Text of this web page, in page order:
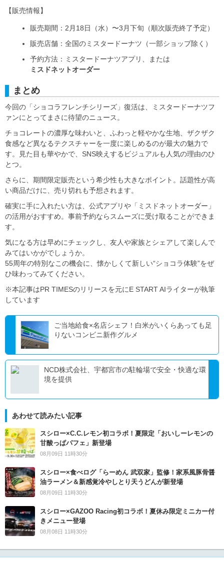
【販売情報】
販売期間：2月18日（水）〜3月下旬（順次販売終了予定）
販売店舗：全国のミスタードーナツ（一部ショップ除く）
予約方法：ミスタードーナツアプリ、または
ミスドネットオーダー
まとめ
今回の「ショコラフレンチシリーズ」復活は、ミスタードーナツフ
ァンにとってまさに待望のニュース。
チョコレートの濃厚な味わいと、ふわっと軽やかな生地、ザクザク
食感など異なるテクスチャーを一度に楽しめるのが最大の魅力で
す。見た目も華やかで、SNS映えするビジュアルも人気の理由のひ
とつ。
さらに、期間限定販売という希少性も大きなポイント。話題性が高
い商品だけに、売り切れも予想されます。
確実に手に入れたい方は、公式アプリや「ミスドネットオーダー」
の活用がおすすめ。事前予約ならスムーズに受け取ることができま
す。
気になる方は早めにチェックし、友人や家族とシェアして楽しんで
みてはいかがでしょうか。
55周年の特別なこの機会に、懐かしくて新しい“ショコラ体験”をぜ
ひ味わってみてください。
※本記事はPR TIMESのリリースを元にE START AIライターが執筆
しています
ご当地給食×名店シェフ！白米がいくらあっても足
りないコンビニ新作グルメ
NCD株式会社、宇都宮市の駐輪場で安全・快適な環
境を提供
あわせて読みたい記事
スシロー×C.C.レモン初コラボ！夏限定「おいしーレモンの
甘酸っぱパフェ」新登場
08月09日 11時30分
スシロー×食べログ「らーめん 武双家」監修！家系風豚骨醤
油ラーメン＆新感覚冷やしとり天うどんが新登場
08月09日 11時30分
スシロー×GAZOO Racing初コラボ！夏休み限定ミニカー付
きメニュー登場
08月08日 11時30分